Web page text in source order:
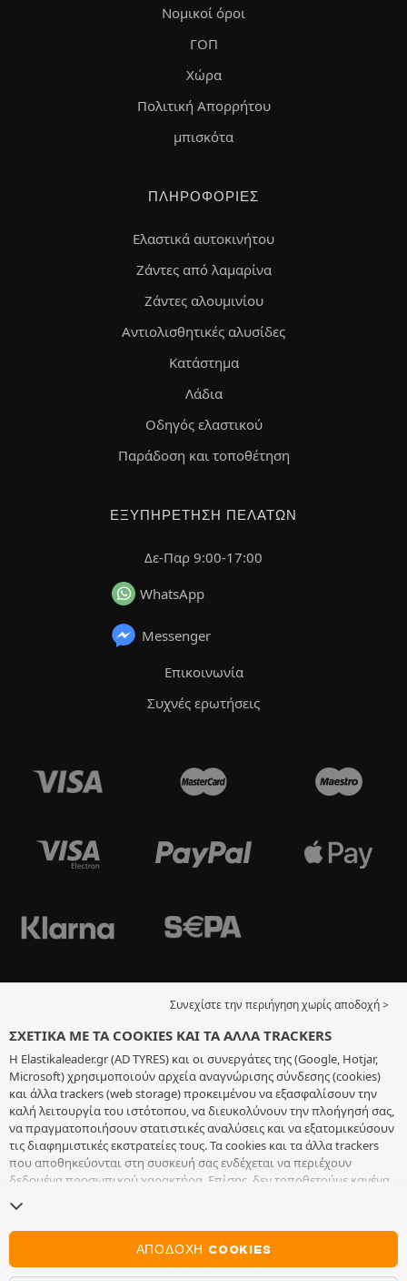
Νομικοί όροι
ΓΟΠ
Χώρα
Πολιτική Απορρήτου
μπισκότα
ΠΛΗΡΟΦΟΡΊΕΣ
Ελαστικά αυτοκινήτου
Ζάντες από λαμαρίνα
Ζάντες αλουμινίου
Αντιολισθητικές αλυσίδες
Κατάστημα
Λάδια
Οδηγός ελαστικού
Παράδοση και τοποθέτηση
ΕΞΥΠΗΡΈΤΗΣΗ ΠΕΛΑΤΏΝ
Δε-Παρ 9:00-17:00
WhatsApp
Messenger
Επικοινωνία
Συχνές ερωτήσεις
Συνεχίστε την περιήγηση χωρίς αποδοχή >
ΣΧΕΤΙΚΆ ΜΕ ΤΑ COOKIES ΚΑΙ ΤΑ ΆΛΛΑ TRACKERS
Η Elastikaleader.gr (AD TYRES) και οι συνεργάτες της (Google, Hotjar,
Microsoft) χρησιμοποιούν αρχεία αναγνώρισης σύνδεσης (cookies)
και άλλα trackers (web storage) προκειμένου να εξασφαλίσουν την
καλή λειτουργία του ιστότοπου, να διευκολύνουν την πλοήγησή σας,
να πραγματοποιήσουν στατιστικές αναλύσεις και να εξατομικεύσουν
τις διαφημιστικές εκστρατείες τους. Τα cookies και τα άλλα trackers
που αποθηκεύονται στη συσκευή σας ενδέχεται να περιέχουν
δεδομένα προσωπικού χαρακτήρα. Επίσης, δεν τοποθετούμε κανένα
συγκατάθεσή σας, με εξαίρεση αυτά που είναι απαραίτητα για τη
λειτουργία του ιστότοπου. Διατηρούμε τις επιλογές σας για 6 μήνες.
Μπορείτε να ανακαλέσετε τη συγκατάθεσή σας οποιαδήποτε στιγμή,
πηγαίνοντας στησελίδα σχετικά με τα cookies και τα άλλα trackers.
ΑΠΟΔΟΧΉ COOKIES